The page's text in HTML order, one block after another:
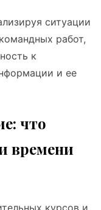
ситуации
работ,
к
и ее
что
времени
курсов и